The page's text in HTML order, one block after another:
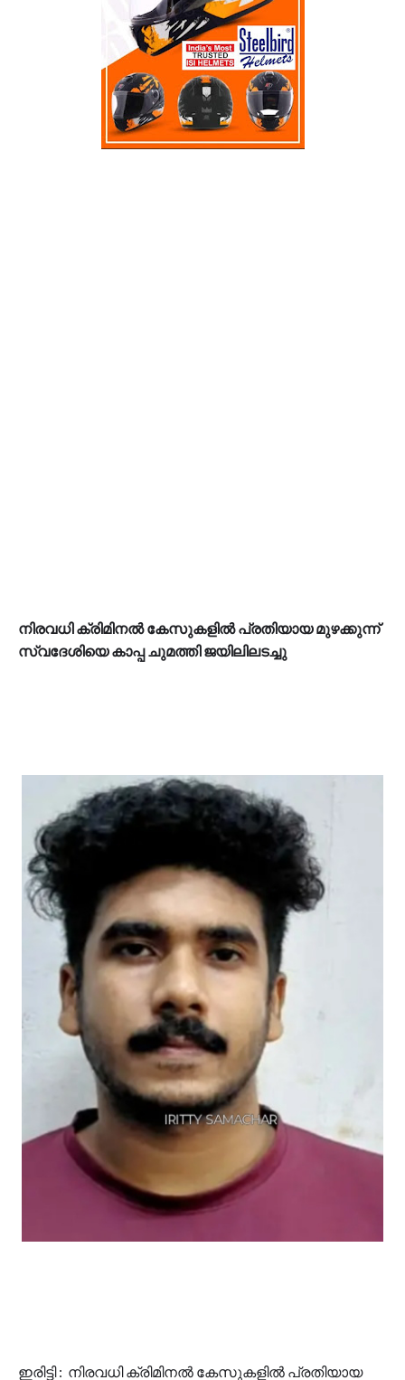
നിരവധി ക്രിമിനൽ കേസുകളിൽ പ്രതിയായ മുഴക്കുന്ന്
സ്വദേശിയെ കാപ്പ ചുമത്തി ജയിലിലടച്ചു
ഇരിട്ടി : നിരവധി ക്രിമിനൽ കേസുകളിൽ പ്രതിയായ